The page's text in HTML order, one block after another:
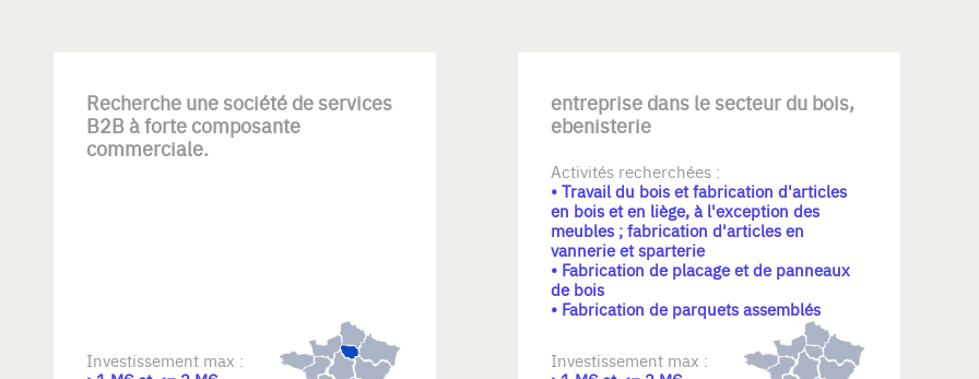
Recherche une société de services
B2B à forte composante
commerciale.
Investissement max :
entreprise dans le secteur du bois,
ebenisterie
Activités recherchées :
• Travail du bois et fabrication d'articles
en bois et en liège, à l'exception des
meubles ; fabrication d'articles en
vannerie et sparterie
• Fabrication de placage et de panneaux
de bois
• Fabrication de parquets assemblés
Investissement max :